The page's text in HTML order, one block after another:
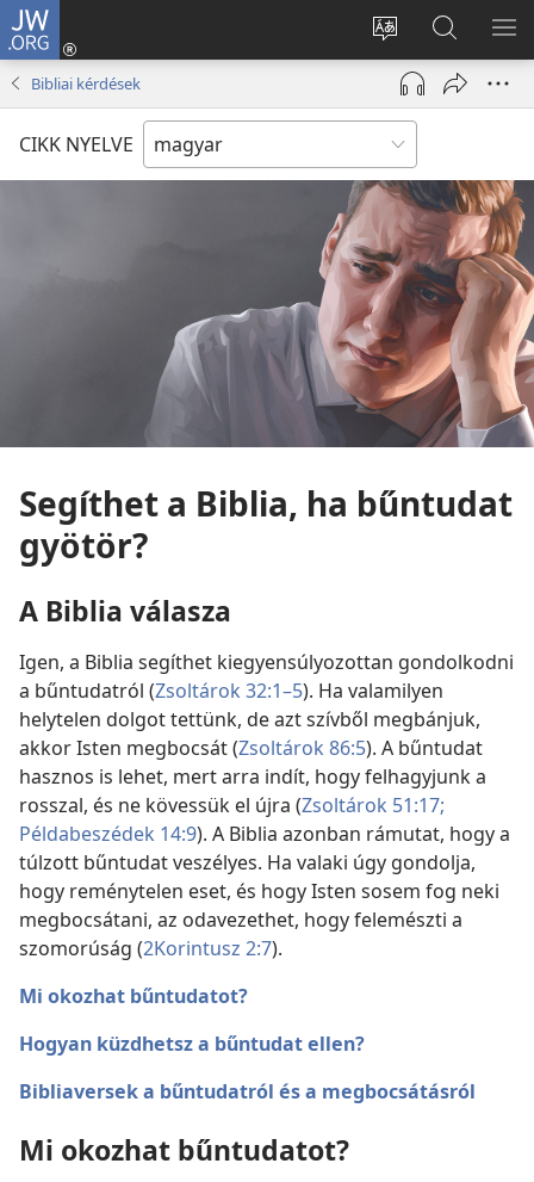
JW.ORG
Oldal
nyelvének
megváltoztatása
Bejelentkezés
(opens
window)
Keresés
a jw.org
honlapon
Bibliai kérdések
CIKK NYELVE
Segíthet a Biblia, ha bűntudat
gyötör?
A Biblia válasza
Igen, a Biblia segíthet kiegyensúlyozottan gondolkodni
a bűntudatról (Zsoltárok 32:1–5). Ha valamilyen
helytelen dolgot tettünk, de azt szívből megbánjuk,
akkor Isten megbocsát (Zsoltárok 86:5). A bűntudat
hasznos is lehet, mert arra indít, hogy felhagyjunk a
rosszal, és ne kövessük el újra (Zsoltárok 51:17;
Példabeszédek 14:9). A Biblia azonban rámutat, hogy a
túlzott bűntudat veszélyes. Ha valaki úgy gondolja,
hogy reménytelen eset, és hogy Isten sosem fog neki
megbocsátani, az odavezethet, hogy felemészti a
szomorúság (2Korintusz 2:7).
Mi okozhat bűntudatot?
Hogyan küzdhetsz a bűntudat ellen?
Bibliaversek a bűntudatról és a megbocsátásról
Mi okozhat bűntudatot?